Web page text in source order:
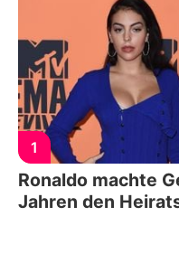
1
Ronaldo machte
Jahren den